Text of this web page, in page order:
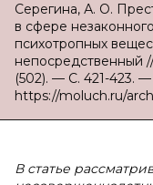
Серегина, А. О.
в сфере
психотропных
(502). — С. 421-423. —
https://moluch.ru/
В статье